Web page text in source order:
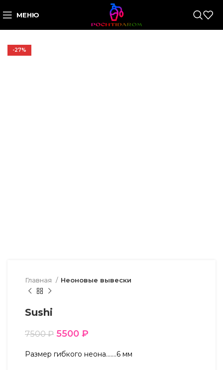
МЕНЮ
-27%
Главная Неоновые вывески
Sushi
7500₽ 5500 ₽
Размер гибкого неона…….6 мм